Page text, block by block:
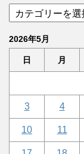
2026年5月
日 月
3 4
10 11